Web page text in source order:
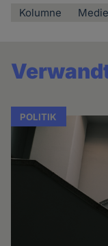
Kolumne
POLITIK